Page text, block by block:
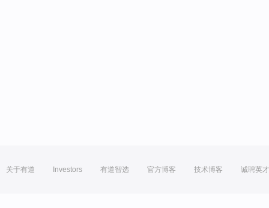
关于有道 Investors 有道智选 官方博客 技术博客 诚聘英才